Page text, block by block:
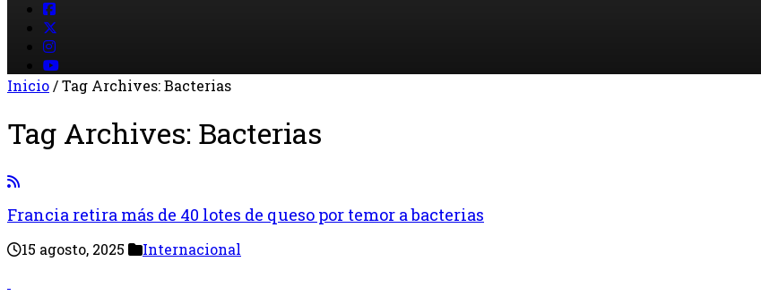
Inicio/Tag Archives: Bacterias
Tag Archives: Bacterias
Francia retira más de 40 lotes de queso por temor a bacterias
15 agosto, 2025 Internacional